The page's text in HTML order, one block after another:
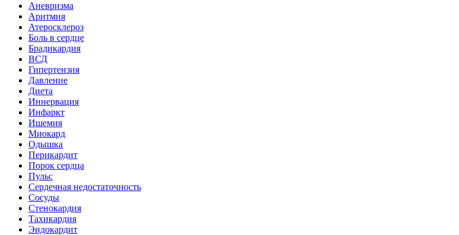
Аневризма
Аритмия
Атеросклероз
Боль в сердце
Брадикардия
ВСД
Гипертензия
Давление
Диета
Иннервация
Инфаркт
Ишемия
Миокард
Одышка
Перикардит
Порок сердца
Пульс
Сердечная недостаточность
Сосуды
Стенокардия
Тахикардия
Эндокардит